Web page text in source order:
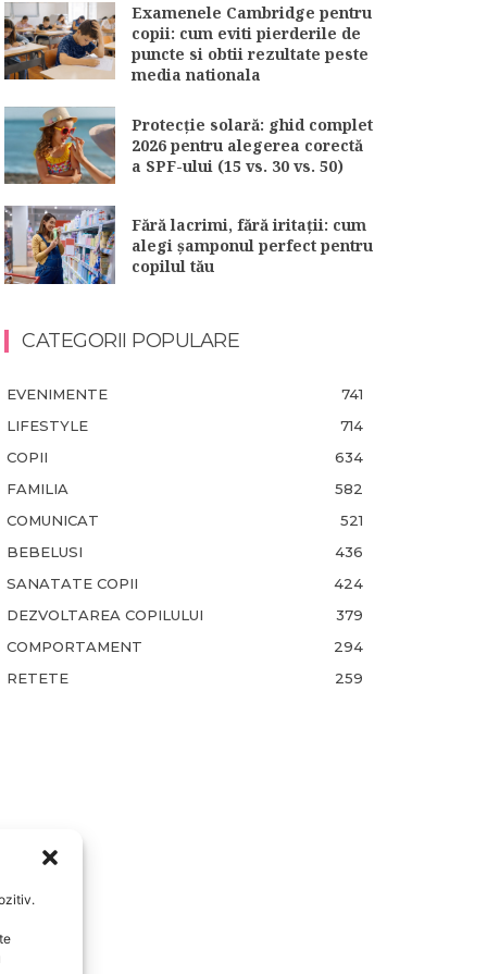
Examenele Cambridge pentru
copii: cum eviti pierderile de
puncte si obtii rezultate peste
media nationala
Protecție solară: ghid complet
2026 pentru alegerea corectă
a SPF-ului (15 vs. 30 vs. 50)
Fără lacrimi, fără iritații: cum
alegi șamponul perfect pentru
copilul tău
CATEGORII POPULARE
EVENIMENTE
741
LIFESTYLE
714
COPII
634
FAMILIA
582
COMUNICAT
521
BEBELUSI
436
SANATATE COPII
424
DEZVOLTAREA COPILULUI
379
COMPORTAMENT
294
RETETE
259